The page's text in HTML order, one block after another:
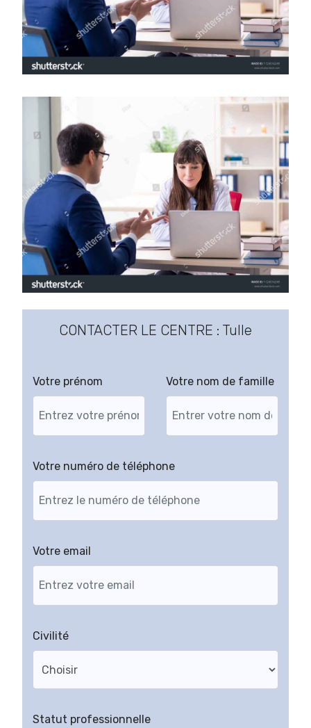
CONTACTER LE CENTRE : Tulle
Votre prénom Votre nom de famille
Votre numéro de téléphone
Votre email
Civilité
Statut professionnelle